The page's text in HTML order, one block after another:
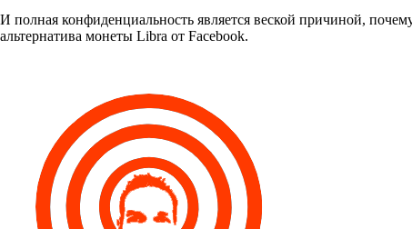
И полная конфиденциальность является веской причиной,
альтернатива монеты Libra от Facebook.